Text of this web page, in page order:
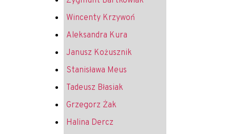
Wincenty Krzywoń
Aleksandra Kura
Janusz Kożusznik
Stanisława Meus
Tadeusz Błasiak
Grzegorz Żak
Halina Dercz